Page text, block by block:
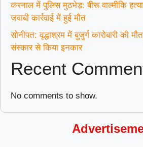
करनाल में पुलिस मुठभेड़: बीरू वाल्मीकि
जवाबी कार्रवाई में हुई मौत
सोनीपत: वृद्धाश्रम में बुजुर्ग कारोबारी की
संस्कार से किया इनकार
Recent
No comments to show.